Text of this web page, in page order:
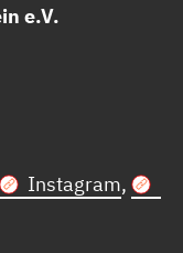
e.V.
Instagram,